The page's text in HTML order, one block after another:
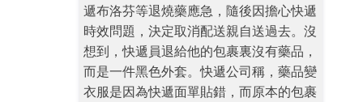
遞布洛芬等退燒藥應急，隨後因擔心快遞
時效問題，決定取消配送親自送過去。沒
想到，快遞員退給他的包裹裏沒有藥品，
而是一件黑色外套。快遞公司稱，藥品變
衣服是因為快遞面單貼錯，而原本的包裹